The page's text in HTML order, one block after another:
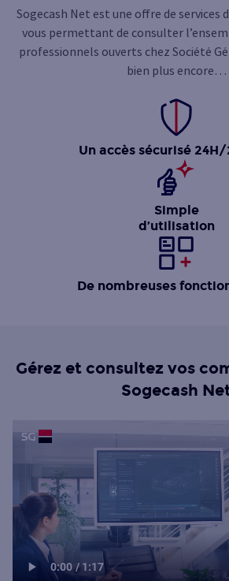
Sogecash Net est une offre de services
vous permettant de consulter
professionnels ouverts chez Société
bien plus encore…
Un accès sécurisé
Simple
d’utilisation
De nombreuses
Gérez et consultez vos
Sogecash